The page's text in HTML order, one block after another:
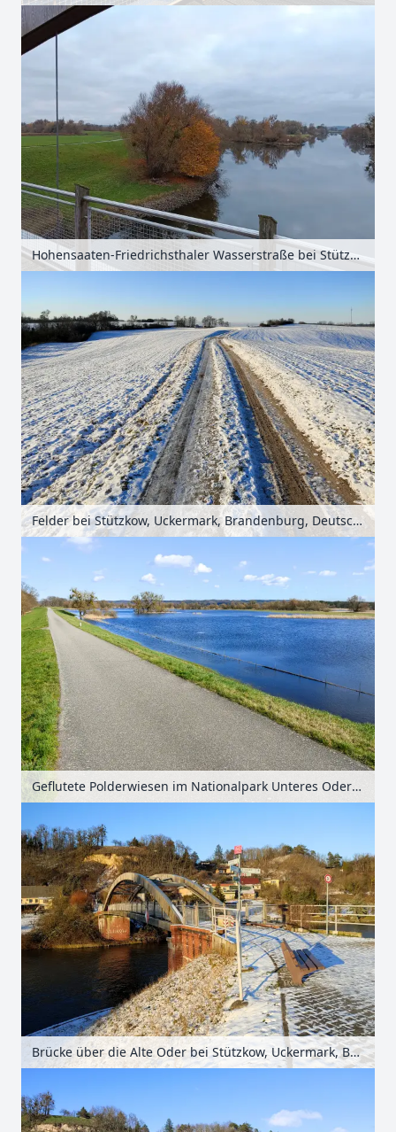
Hohensaaten-Friedrichsthaler Wasserstraße bei Stützkow, Uckermark, Brandenburg, Deutschland
Felder bei Stützkow, Uckermark, Brandenburg, Deutschland
Geflutete Polderwiesen im Nationalpark Unteres Odertal, Uckermark, Brandenburg, Deutschland
Brücke über die Alte Oder bei Stützkow, Uckermark, Brandenburg, Deutschland